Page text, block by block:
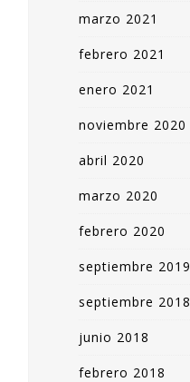
marzo 2021
febrero 2021
enero 2021
noviembre 2020
abril 2020
marzo 2020
febrero 2020
septiembre 2019
septiembre 2018
junio 2018
febrero 2018